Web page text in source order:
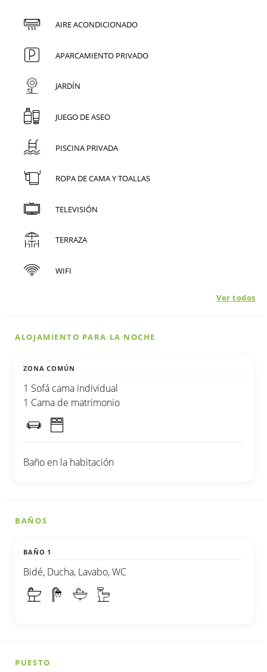
AIRE ACONDICIONADO
APARCAMIENTO PRIVADO
JARDÍN
JUEGO DE ASEO
PISCINA PRIVADA
ROPA DE CAMA Y TOALLAS
TELEVISIÓN
TERRAZA
WIFI
Ver todos
ALOJAMIENTO PARA LA NOCHE
ZONA COMÚN
1 Sofá cama individual
1 Cama de matrimonio
Baño en la habitación
BAÑOS
BAÑO 1
Bidé, Ducha, Lavabo, WC
PUESTO